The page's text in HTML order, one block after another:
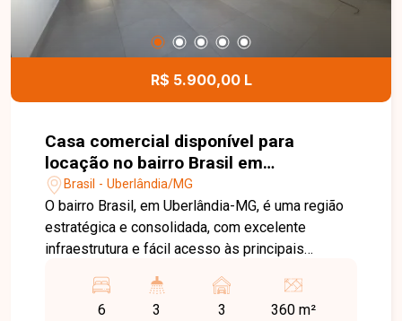
R$ 5.900,00 L
Casa comercial disponível para
locação no bairro Brasil em
Uberlândia-MG
Brasil - Uberlândia/MG
O bairro Brasil, em Uberlândia-MG, é uma região
estratégica e consolidada, com excelente
infraestrutura e fácil acesso às principais
com ampla oferta de comércios, bancos,
restaurantes, escolas e serviços, sendo uma
6 3 3 360 m²